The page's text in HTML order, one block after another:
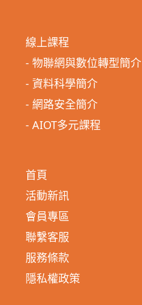
線上課程
- 物聯網與數位轉型簡介
- 資料科學簡介
- 網路安全簡介
- AIOT多元課程
首頁
活動新訊
會員專區
聯繫客服
服務條款
隱私權政策